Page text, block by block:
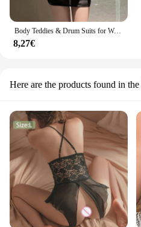
Body Teddies & Drum Suits for Women, Lingerie Sexy pour Femme, Ouverte Drum Suit, Body Women, Stripper Outfit, Crotchless, New, 2024
8,27€
Here are the products found in the